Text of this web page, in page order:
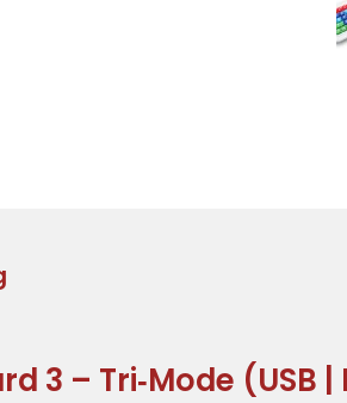
3 – Tri‑Mode